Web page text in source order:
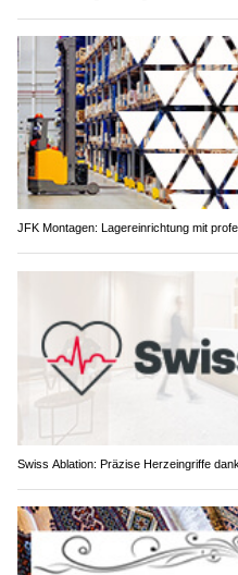
JFK Montagen: Lagereinrichtung mit
Swiss Ablation: Präzise Herzeingriffe